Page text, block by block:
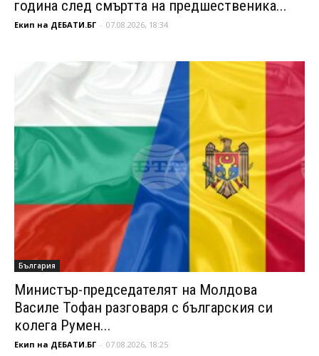
година след смъртта на предшественика...
Екип на ДЕБАТИ.БГ - 07.08.2026, 18:34
България
Министър-председателят на Молдова
Василе Тофан разговаря с българския си
колега Румен...
Екип на ДЕБАТИ.БГ - 07.08.2026, 18:25